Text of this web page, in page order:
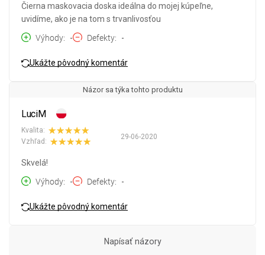
Čierna maskovacia doska ideálna do mojej kúpeľne,
uvidíme, ako je na tom s trvanlivosťou
Výhody
- Defekty -
Ukážte pôvodný komentár
Názor sa týka tohto produktu
LuciM
29-06-2020
Kvalita:
Vzhľad:
Skvelá!
Výhody
- Defekty -
Ukážte pôvodný komentár
Napísať názory